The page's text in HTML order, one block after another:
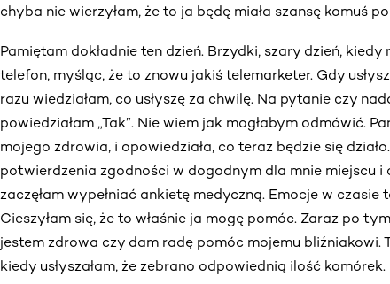
chyba nie wierzyłam, że to ja będę miała szansę komuś
Pamiętam dokładnie ten dzień. Brzydki, szary dzień,
telefon, myśląc, że to znowu jakiś telemarketer. Gdy
razu wiedziałam, co usłyszę za chwilę. Na pytanie czy
powiedziałam „Tak”. Nie wiem jak mogłabym odmówić.
mojego zdrowia, i opowiedziała, co teraz będzie się
potwierdzenia zgodności w dogodnym dla mnie miejscu i
zaczęłam wypełniać ankietę medyczną. Emocje w
Cieszyłam się, że to właśnie ja mogę pomóc. Zaraz po
jestem zdrowa czy dam radę pomóc mojemu bliźniakowi.
kiedy usłyszałam, że zebrano odpowiednią ilość komórek.